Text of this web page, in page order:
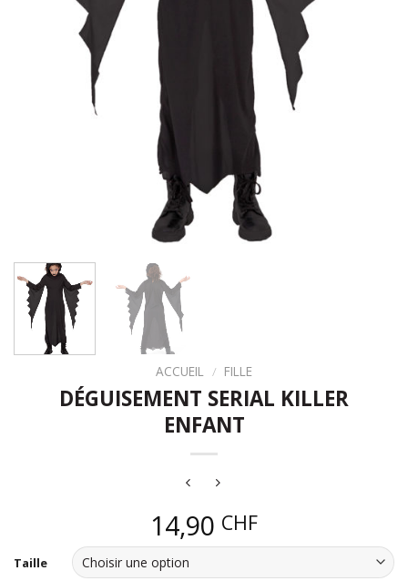
ACCUEIL / FILLE
DÉGUISEMENT SERIAL KILLER
ENFANT
14,90 CHF
Taille